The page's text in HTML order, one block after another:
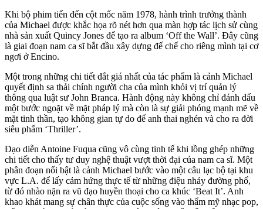
Khi bộ phim tiến đến cột mốc năm 1978, hành trình trưởng thành
của Michael được khắc họa rõ nét hơn qua màn hợp tác lịch sử cùng
nhà sản xuất Quincy Jones để tạo ra album ‘Off the Wall’. Đây cũng
là giai đoạn nam ca sĩ bắt đầu xây dựng đế chế cho riêng mình tại cơ
ngơi ở Encino.
Một trong những chi tiết đắt giá nhất của tác phẩm là cảnh Michael
quyết định sa thải chính người cha của mình khỏi vị trí quản lý
thông qua luật sư John Branca. Hành động này không chỉ đánh dấu
một bước ngoặt về mặt pháp lý mà còn là sự giải phóng mạnh mẽ về
mặt tinh thần, tạo không gian tự do để anh thai nghén và cho ra đời
siêu phẩm ‘Thriller’.
Đạo diễn Antoine Fuqua cũng vô cùng tinh tế khi lồng ghép những
chi tiết cho thấy tư duy nghệ thuật vượt thời đại của nam ca sĩ. Một
phân đoạn nổi bật là cảnh Michael bước vào một câu lạc bộ tại khu
vực L.A. để lấy cảm hứng thực tế từ những điệu nhảy đường phố,
từ đó nhào nặn ra vũ đạo huyền thoại cho ca khúc ‘Beat It’. Anh
khao khát mang sự chân thực của cuộc sống vào thẩm mỹ nhạc pop,